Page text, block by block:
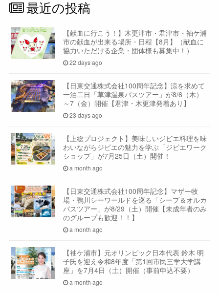
最近の投稿
【献血に行こう！】木更津市・君津市・袖ケ浦
市の献血が出来る場所・日程【8月】（献血に
協力いただける企業・団体様も募集中！）
22 days ago
【日東交通株式会社100周年記念】涼を求めて
一泊二日「草津温泉バスツアー」が8/6（木）
～7（金）開催【君津・木更津発着あり】
23 days ago
【上総プロジェクト】美味しいジビエ料理を味
わいながらジビエの魅力を学ぶ「ジビエワーク
ショップ」が7月25日（土）開催！
a month ago
【日東交通株式会社100周年記念】マザー牧
場・鴨川シーワールドを巡る「シープ＆オルカ
バスツアー」が8/29（土）開催【未成年者のみ
のグループも歓迎！！】
a month ago
【袖ケ浦市】元オリンピック日本代表 鈴木 明
子氏を迎え令和8年度「第1回市民三学大学講
座」を7月4日（土）開催（事前申込不要）
a month ago